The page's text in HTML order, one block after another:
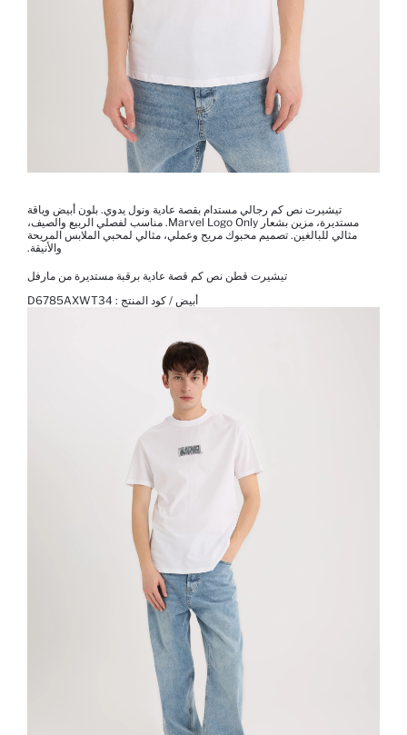
تيشيرت نص كم رجالي مستدام بقصة عادية ونول يدوي. بلون أبيض وياقة
مستديرة، مزين بشعار Marvel Logo Only. مناسب لفصلي الربيع والصيف،
مثالي للبالغين. تصميم محبوك مريح وعملي، مثالي لمحبي الملابس المريحة
والأنيقة.
تيشيرت قطن نص كم قصة عادية برقبة مستديرة من مارفل
أبيض / كود المنتج : D6785AXWT34